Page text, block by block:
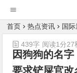
首页 热点资讯 国
因狗狗的名
要求铲屎官改
439字 阅读1分27